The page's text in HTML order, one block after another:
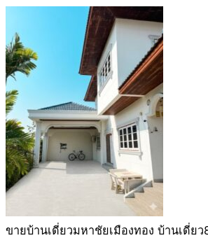
ขายบ้านเดี่ยวมหาชัยเมืองทอง บ้านเดี่ยว